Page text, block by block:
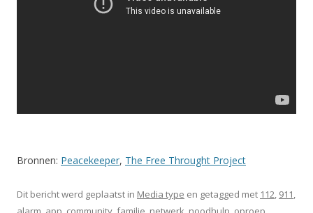
Bronnen: Peacekeeper, The Free Throught Project
Dit bericht werd geplaatst in Media type en getagged met 112 911